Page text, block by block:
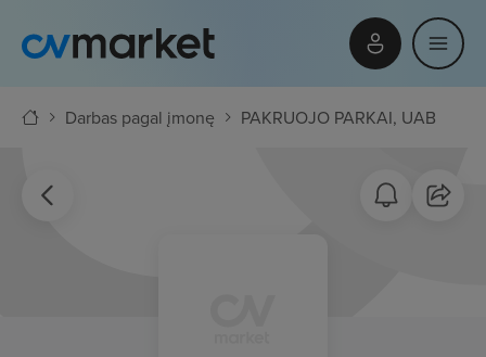
Darbas pagal įmonę PAKRUOJO PARKAI, UAB